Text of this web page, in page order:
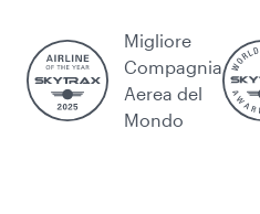
Migliore
Compagnia
Aerea del
Mondo